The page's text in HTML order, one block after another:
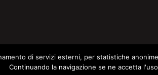
di servizi esterni, per statistiche
Continuando la navigazione se ne accetta